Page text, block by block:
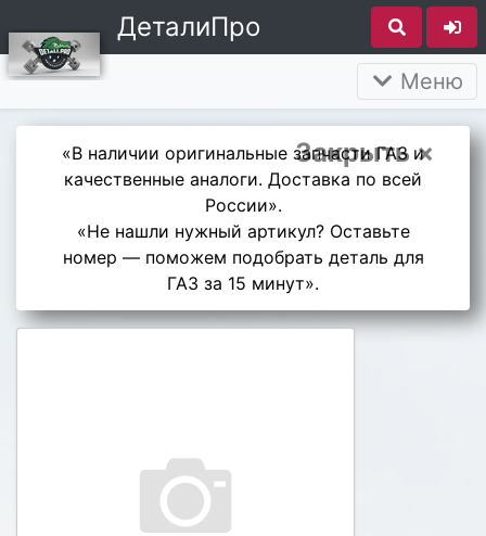
ДеталиПро
Меню
Закрыть ×
«В наличии оригинальные запчасти ГАЗ и
качественные аналоги. Доставка по всей
России».
«Не нашли нужный артикул? Оставьте
номер — поможем подобрать деталь для
ГАЗ за 15 минут».